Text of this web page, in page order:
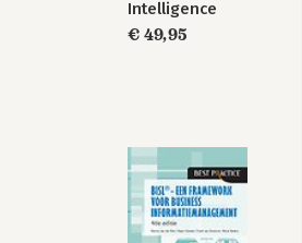
Intelligence
€ 49,95